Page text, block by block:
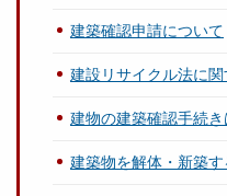
建築確認申請について
建設リサイクル法に関
建物の建築確認手続き
建築物を解体・新築